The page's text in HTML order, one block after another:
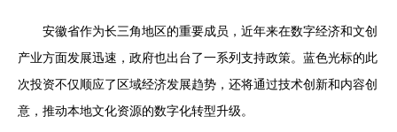
安徽省作为长三角地区的重要成员，近年来在数字经济和文创
产业方面发展迅速，政府也出台了一系列支持政策。蓝色光标的此
次投资不仅顺应了区域经济发展趋势，还将通过技术创新和内容创
意，推动本地文化资源的数字化转型升级。